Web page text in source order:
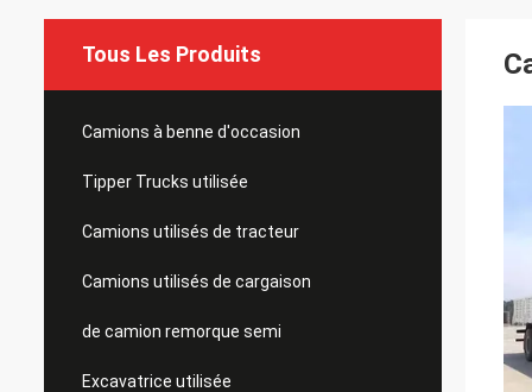
Tous Les Produits
Camions à benne d'occasion
Tipper Trucks utilisée
Camions utilisés de tracteur
Camions utilisés de cargaison
de camion remorque semi
Excavatrice utilisée